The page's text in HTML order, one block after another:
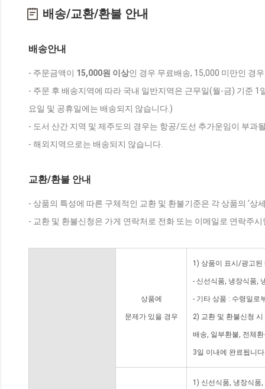
배송/교환/환불 안내
배송안내
- 주문금액이 15,000원 이상인 경우 무료배송, 15,000 미만인 경
- 주문 후 배송지역에 따라 국내 일반지역은 근무일(월-금) 기준
요일 및 공휴일에는 배송되지 않습니다.)
- 도서 산간 지역 및 제주도의 경우는 항공/도선 추가운임이 부과
- 해외지역으로는 배송되지 않습니다.
교환/환불 안내
- 상품의 특성에 따른 구체적인 교환 및 환불기준은 각 상품의 '상
- 교환 및 환불신청은 가게 연락처로 전화 또는 이메일로 연락주
상품에
문제가 있을 경우
1) 상품이 표시/광고된
- 신선식품, 냉장식품,
- 기타 상품 : 수령일로
2) 교환 및 환불신청
배송, 일부환불, 전체
3일 이내에 완료됩니
1) 신선식품, 냉장식품